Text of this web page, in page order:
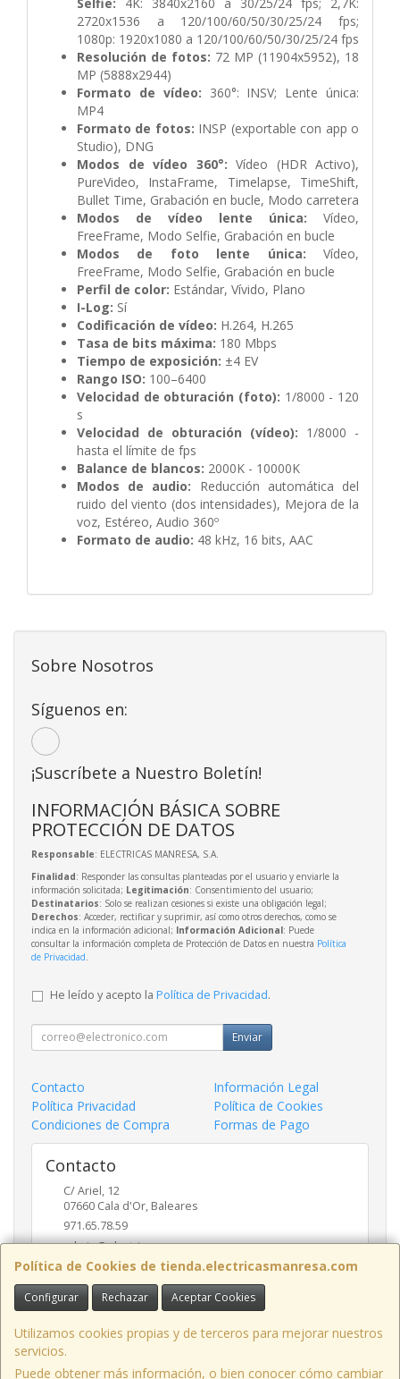
2720x1536 a 120/100/60/50/30/25/24 fps;
1080p: 1920x1080 a 120/100/60/50/30/25/24 fps
Resolución de fotos: 72 MP (11904x5952), 18
MP (5888x2944)
Formato de vídeo: 360°: INSV; Lente única:
MP4
Formato de fotos: INSP (exportable con app o
Studio), DNG
Modos de vídeo 360°: Vídeo (HDR Activo),
PureVideo, InstaFrame, Timelapse, TimeShift,
Bullet Time, Grabación en bucle, Modo carretera
Modos de vídeo lente única: Vídeo,
FreeFrame, Modo Selfie, Grabación en bucle
Modos de foto lente única: Vídeo,
FreeFrame, Modo Selfie, Grabación en bucle
Perfil de color: Estándar, Vívido, Plano
I-Log: Sí
Codificación de vídeo: H.264, H.265
Tasa de bits máxima: 180 Mbps
Tiempo de exposición: ±4 EV
Rango ISO: 100–6400
Velocidad de obturación (foto): 1/8000 - 120
s
Velocidad de obturación (vídeo): 1/8000 -
hasta el límite de fps
Balance de blancos: 2000K - 10000K
Modos de audio: Reducción automática del
ruido del viento (dos intensidades), Mejora de la
voz, Estéreo, Audio 360º
Formato de audio: 48 kHz, 16 bits, AAC
Política de Cookies de tienda.electricasmanresa.com
Configurar Rechazar Aceptar Cookies
Utilizamos cookies propias y de terceros para mejorar nuestros
servicios.
Puede obtener más información, o bien conocer cómo cambiar
Sobre Nosotros
Síguenos en:
¡Suscríbete a Nuestro Boletín!
INFORMACIÓN BÁSICA SOBRE
PROTECCIÓN DE DATOS
Responsable: ELECTRICAS MANRESA, S.A.
Finalidad: Responder las consultas planteadas por el usuario y enviarle la
información solicitada; Legitimación: Consentimiento del usuario;
Destinatarios: Solo se realizan cesiones si existe una obligación legal;
Derechos: Acceder, rectificar y suprimir, así como otros derechos, como se
indica en la información adicional; Información Adicional: Puede
consultar la información completa de Protección de Datos en nuestra Política
de Privacidad
He leído y acepto la Política de Privacidad.
Enviar
Contacto
Información Legal
Política Privacidad
Política de Cookies
Condiciones de Compra
Formas de Pago
Contacto
C/ Ariel, 12
07660 Cala d'Or, Baleares
971.65.78.59
admin@electricasmanresa.com
Horario
9:00 - 13:30 / 15:30 - 19:00